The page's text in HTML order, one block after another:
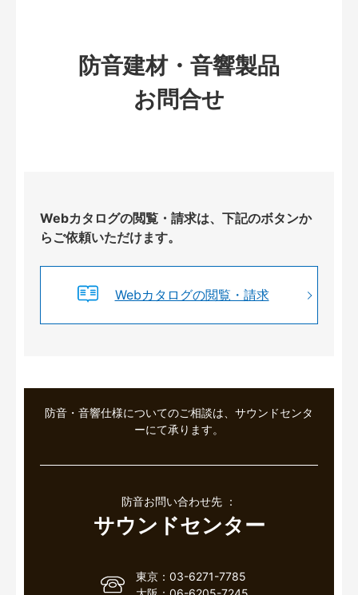
防音建材・音響製品
お問合せ
Webカタログの閲覧・請求は、下記のボタンか
らご依頼いただけます。
Webカタログの閲覧・請求
防音・音響仕様についてのご相談は、サウンドセンタ
ーにて承ります。
防音お問い合わせ先 ：
サウンドセンター
東京：03-6271-7785